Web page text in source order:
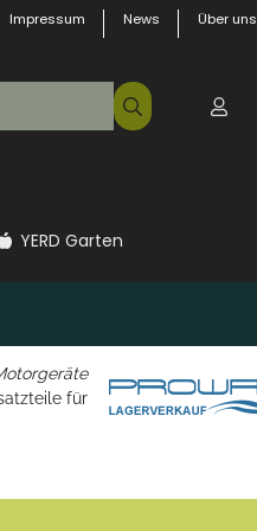
Impressum News Über uns
YERD Garten
für